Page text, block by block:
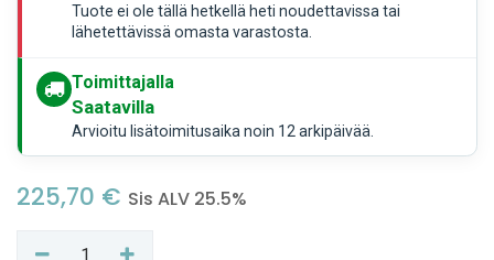
Tuote ei ole tällä hetkellä heti noudettavissa tai
lähetettävissä omasta varastosta.
Toimittajalla
Saatavilla
Arvioitu lisätoimitusaika noin 12 arkipäivää.
225,70 € Sis ALV 25.5%